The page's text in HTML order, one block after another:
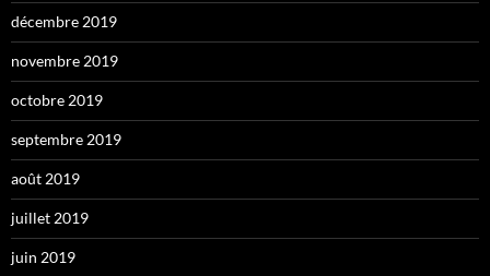
décembre 2019
novembre 2019
octobre 2019
septembre 2019
août 2019
juillet 2019
juin 2019